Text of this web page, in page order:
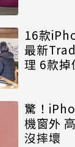
16款
最新
理 6款
驚！
機窗外
沒摔壞